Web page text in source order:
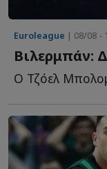
Euroleague | 08/08 -
Βιλερμπάν: